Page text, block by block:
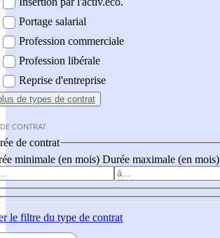
Portage salarial
Profession commerciale
Profession libérale
Reprise d'entreprise
de types de contrat
CONTRAT
de contrat
minimale (en mois) Durée maximale (en mois)
le filtre du type de contrat